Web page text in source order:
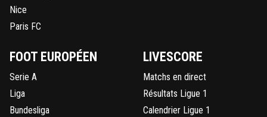
Nice
Paris FC
FOOT EUROPÉEN
Serie A
Liga
Bundesliga
LIVESCORE
Matchs en direct
Résultats Ligue 1
Calendrier Ligue 1